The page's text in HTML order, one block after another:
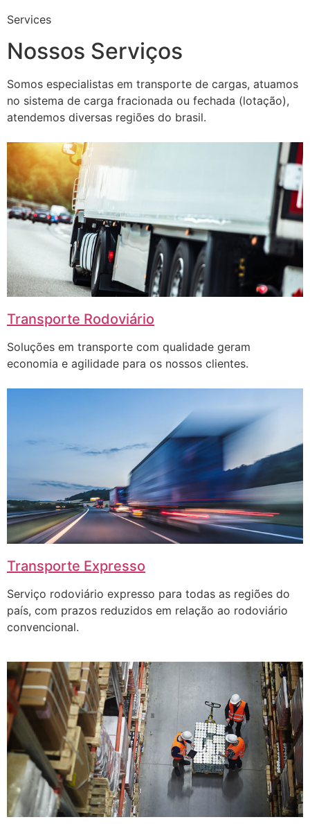
Services
Nossos Serviços
Somos especialistas em transporte de cargas, atuamos
no sistema de carga fracionada ou fechada (lotação),
atendemos diversas regiões do brasil.
Transporte Rodoviário
Soluções em transporte com qualidade geram
economia e agilidade para os nossos clientes.
Transporte Expresso
Serviço rodoviário expresso para todas as regiões do
país, com prazos reduzidos em relação ao rodoviário
convencional.